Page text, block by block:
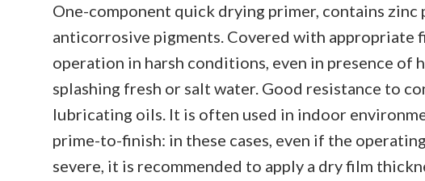
One-component quick drying primer, contains zinc
anticorrosive pigments. Covered with appropriate
operation in harsh conditions, even in presence of
splashing fresh or salt water. Good resistance to
lubricating oils. It is often used in indoor
prime-to-finish: in these cases, even if the
severe, it is recommended to apply a dry film